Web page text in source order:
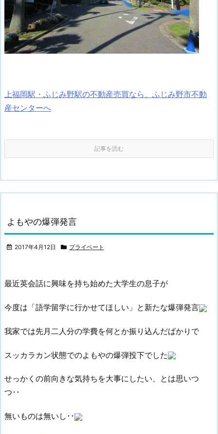
上福岡駅・ふじみ野駅の不動産売買なら、ふじみ野市不動
産センターへ
記事を読む
よもやの爆弾発言
2017年4月12日 プライベート
最近英会話に興味を持ち始めた大学生の息子が
今度は「語学留学に行かせてほしい」と新たな爆弾発言
我家では先月二人分の学費を何とか振り込んだばかりで
スッカラカン状態でのよもやの爆弾投下でした
せっかくの前向きな気持ちを大事にしたい、とは思いつ
つ･･
無いものは無いし･･